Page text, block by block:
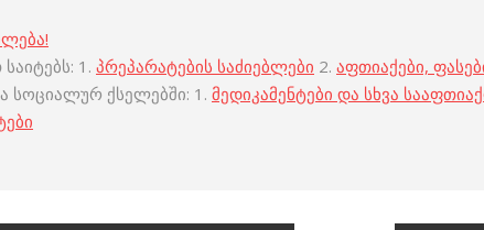
1. პრეპარატების საძიებლები 2. აფთიაქები,
სოციალურ ქსელებში: 1. მედიკამენტები და სხვა